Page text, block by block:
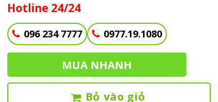
Hotline 24/24
096 234 7777 0977.19.1080
MUA NHANH
Bỏ vào giỏ